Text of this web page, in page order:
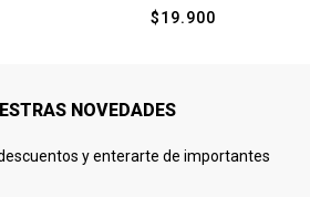
$19.900
NOVEDADES
y enterarte de importantes